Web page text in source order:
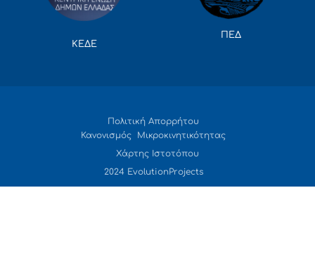
ΚΕΔΕ
ΠΕΔ
Πολιτική Απορρήτου
Κανονισμός Μικροκινητικότητας
Χάρτης Ιστοτόπου
2024 EvolutionProjects